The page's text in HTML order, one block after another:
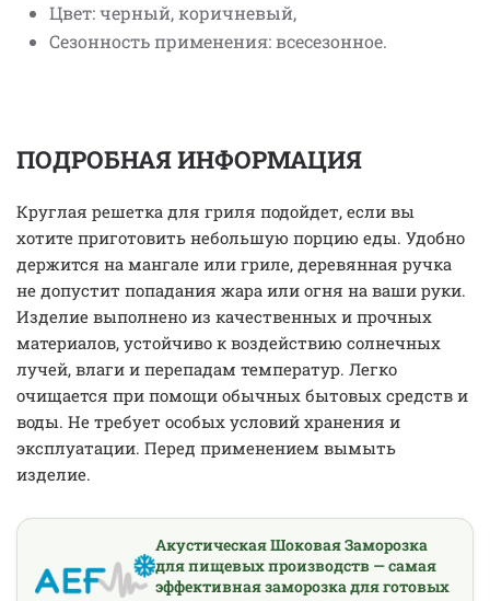
Цвет: черный, коричневый,
Сезонность применения: всесезонное.
ПОДРОБНАЯ ИНФОРМАЦИЯ
Круглая решетка для гриля подойдет, если вы
хотите приготовить небольшую порцию еды. Удобно
держится на мангале или гриле, деревянная ручка
не допустит попадания жара или огня на ваши руки.
Изделие выполнено из качественных и прочных
материалов, устойчиво к воздействию солнечных
лучей, влаги и перепадам температур. Легко
очищается при помощи обычных бытовых средств и
воды. Не требует особых условий хранения и
эксплуатации. Перед применением вымыть
изделие.
Акустическая Шоковая Заморозка
для пищевых производств — самая
эффективная заморозка для готовых